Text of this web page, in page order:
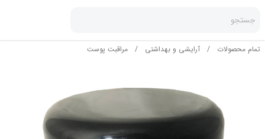
جستجو
تمام محصولات / آرایشی و بهداشتی / مراقبت پوست